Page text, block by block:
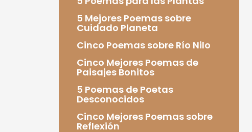
5 Mejores Poemas sobre
Cuidado Planeta
Cinco Poemas sobre Río Nilo
Cinco Mejores Poemas de
Paisajes Bonitos
5 Poemas de Poetas
Desconocidos
Cinco Mejores Poemas sobre
Reflexión